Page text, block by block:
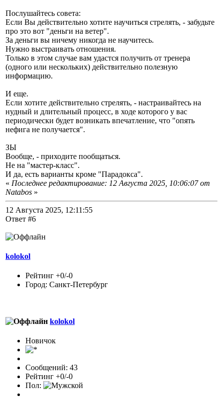
Послушайтесь совета:
Если Вы действительно хотите научиться стрелять, - забудьте
про это вот "деньги на ветер".
За деньги вы ничему никогда не научитесь.
Нужно выстраивать отношения.
Только в этом случае вам удастся получить от тренера
(одного или нескольких) действительно полезную
информацию.
И еще.
Если хотите действительно стрелять, - настраивайтесь на
нудный и длительный процесс, в ходе которого у вас
периодически будет возникать впечатление, что "опять
нефига не получается".
ЗЫ
Вообще, - приходите пообщаться.
Не на "мастер-класс".
И да, есть варианты кроме "Парадокса".
« Последнее редактирование: 12 Августа 2025, 10:06:07 от
Natabos »
12 Августа 2025, 12:11:55
Ответ #6
kolokol
Рейтинг +0/-0
Город: Санкт-Петербург
kolokol
Новичок
Сообщений: 43
Рейтинг +0/-0
Пол: